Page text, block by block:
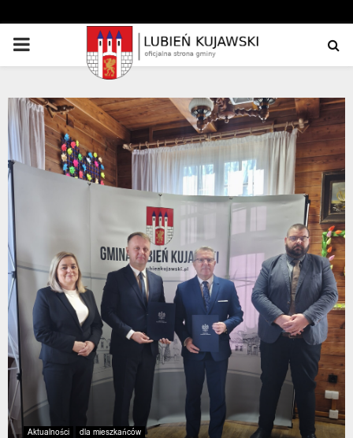
PRIMARY
Aktualności dla mieszkańców